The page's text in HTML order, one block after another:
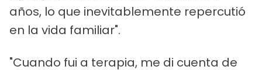
años, lo que inevitablemente repercutió
en la vida familiar".
"Cuando fui a terapia, me di cuenta de